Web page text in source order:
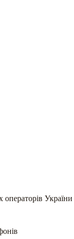
операторів України